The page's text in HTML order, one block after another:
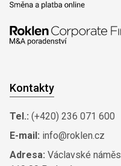
Kontakty
Tel.: (+420) 236 071 600
E-mail: info@roklen.cz
Adresa: Václavské